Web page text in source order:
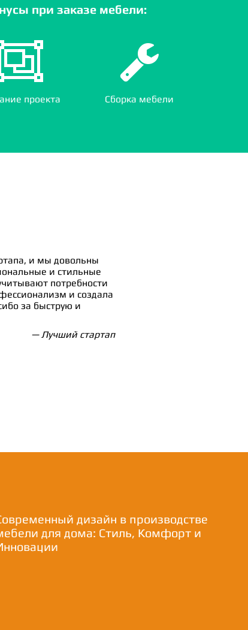
при заказе мебели:
проекта Сборка мебели
и мы довольны
и стильные
потребности
и создала
за быструю и
— Лучший стартап
дизайн в производстве
для дома: Стиль, Комфорт и